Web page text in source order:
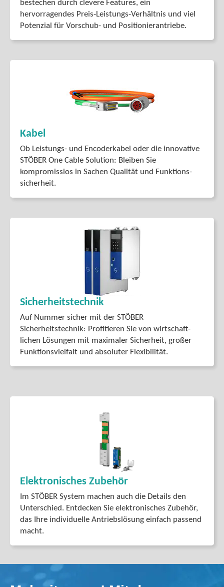
bestechen durch clevere Features, ein
hervorragendes Preis-Leistungs-Verhältnis und viel
Potenzial für Vorschub- und Positionier­antriebe.
Kabel
Ob Leistungs- und Encoderkabel oder die innovative
STÖBER One Cable Solution: Bleiben Sie
kompromisslos in Sachen Qualität und Funktions­
sicherheit.
Sicherheitstechnik
Auf Nummer sicher mit der STÖBER
Sicherheitstechnik: Profitieren Sie von wirtschaft­
lichen Lösungen mit maximaler Sicherheit, großer
Funktions­vielfalt und absoluter Flexibilität.
Elektronisches Zubehör
Im STÖBER System machen auch die Details den
Unterschied. Entdecken Sie elektronisches Zubehör,
das Ihre individuelle Antriebslösung einfach passend
macht.